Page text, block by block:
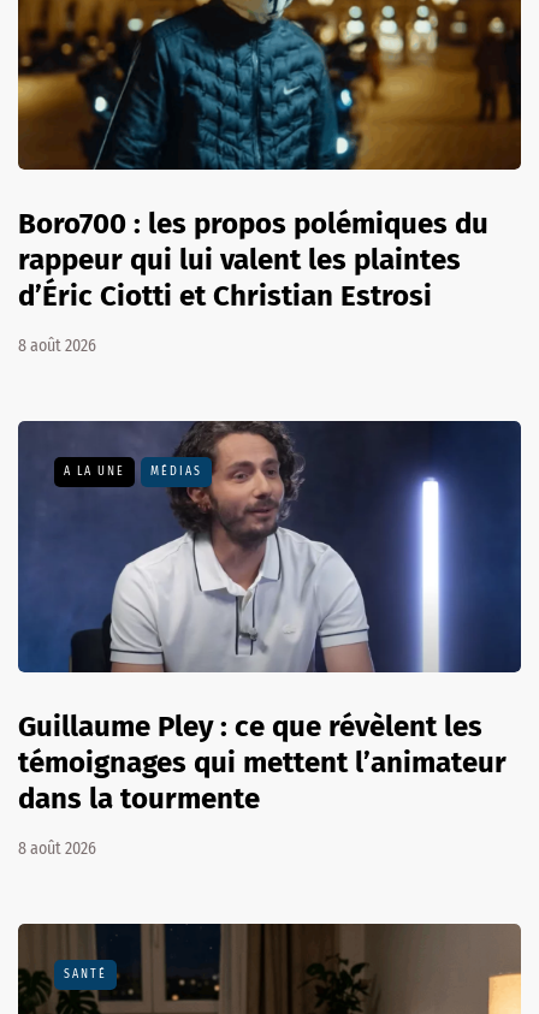
Boro700 : les propos polémiques du
rappeur qui lui valent les plaintes
d’Éric Ciotti et Christian Estrosi
8 août 2026
A LA UNE MÉDIAS
Guillaume Pley : ce que révèlent les
témoignages qui mettent l’animateur
dans la tourmente
8 août 2026
SANTÉ